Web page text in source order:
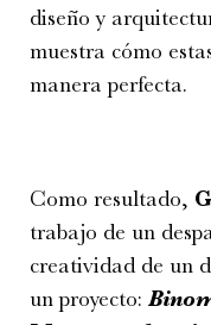
diseño y
muestra cómo
manera perfecta.
Como resultado,
trabajo de un
creatividad de un
un proyecto: